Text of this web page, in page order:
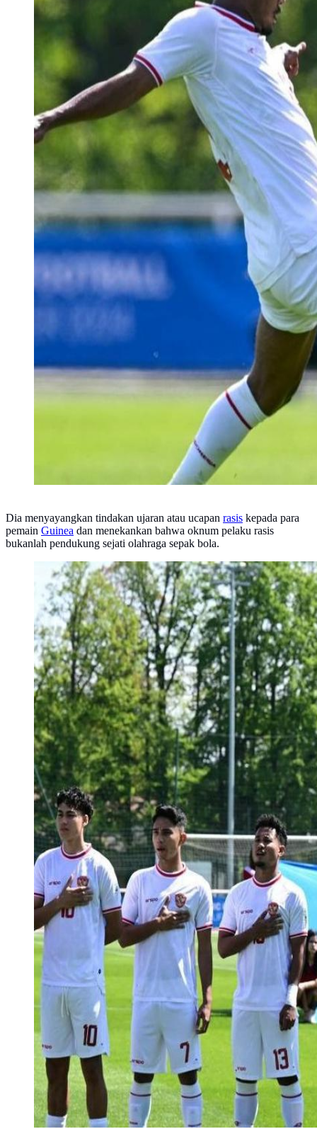
Dia menyayangkan tindakan ujaran atau ucapan rasis kepada para
pemain Guinea dan menekankan bahwa oknum pelaku rasis
bukanlah pendukung sejati olahraga sepak bola.